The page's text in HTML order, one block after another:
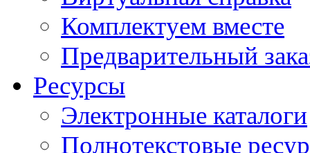
Комплектуем вместе
Предварительный
Ресурсы
Электронные каталоги
Полнотекстовые